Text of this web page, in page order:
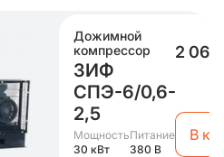
Дожимной
компрессор
ЗИФ
СПЭ-6/0,6-
2,5
Мощность
30 кВт
Питание
380 В
2 063
В